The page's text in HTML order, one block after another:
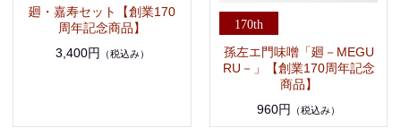
廻・嘉寿セット【創業170
周年記念商品】
3,400円
（税込み）
孫左エ門味噌「廻－MEGU
RU－」【創業170周年記念
商品】
960円 （税込み）